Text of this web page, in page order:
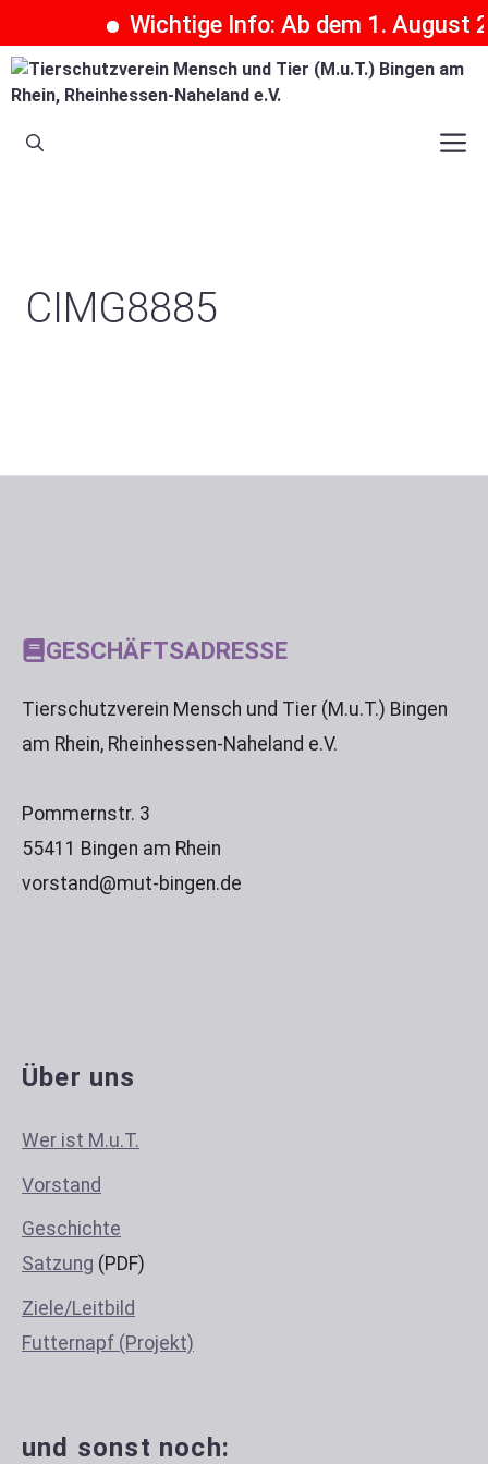
Wichtige Info: Ab dem 1. August
Zum
Inhalt
springen
CIMG8885
GESCHÄFTSADRESSE
Tierschutzverein Mensch und Tier (M.u.T.) Bingen
am Rhein, Rheinhessen-Naheland e.V.
Pommernstr. 3
55411 Bingen am Rhein
vorstand@mut-bingen.de
Über uns
Wer ist M.u.T.
Vorstand
Geschichte
Satzung (PDF)
Ziele/Leitbild
Futternapf (Projekt)
und sonst noch: